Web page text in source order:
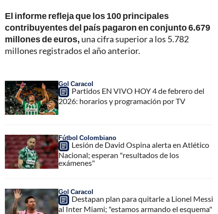
El informe refleja que los 100 principales
contribuyentes del país pagaron en conjunto 6.679
millones de euros, una cifra superior a los 5.782
millones registrados el año anterior.
Gol Caracol
Partidos EN VIVO HOY 4 de febrero del
2026: horarios y programación por TV
Fútbol Colombiano
Lesión de David Ospina alerta en Atlético
Nacional; esperan "resultados de los
exámenes"
Gol Caracol
Destapan plan para quitarle a Lionel Messi
al Inter Miami; "estamos armando el esquema"